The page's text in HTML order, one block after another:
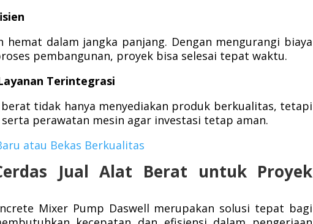
dalam jangka panjang. Dengan mengurangi biaya
pembangunan, proyek bisa selesai tepat waktu.
Terintegrasi
tidak hanya menyediakan produk berkualitas, tetapi
perawatan mesin agar investasi tetap aman.
atau Bekas Berkualitas
Jual Alat Berat untuk Proyek
Mixer Pump Daswell merupakan solusi tepat bagi